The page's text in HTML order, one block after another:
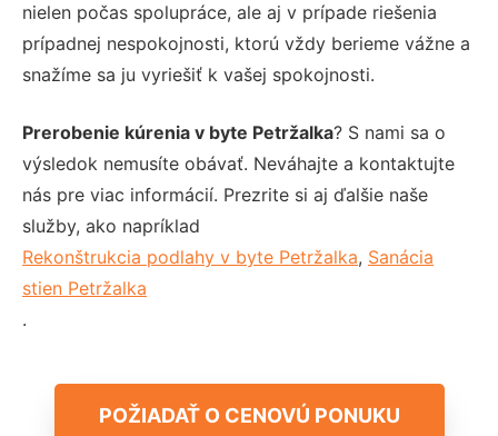
nielen počas spolupráce, ale aj v prípade riešenia
prípadnej nespokojnosti, ktorú vždy berieme vážne a
snažíme sa ju vyriešiť k vašej spokojnosti.
Prerobenie kúrenia v byte Petržalka? S nami sa o
výsledok nemusíte obávať. Neváhajte a kontaktujte
nás pre viac informácií. Prezrite si aj ďalšie naše
služby, ako napríklad
Rekonštrukcia podlahy v byte Petržalka, Sanácia
stien Petržalka
.
POŽIADAŤ O CENOVÚ PONUKU